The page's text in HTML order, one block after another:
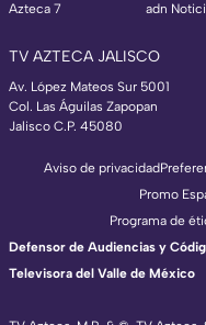
Azteca 7
adn
TV AZTECA JALISCO
Av. López Mateos Sur 5001
Col. Las Águilas Zapopan
Jalisco C.P. 45080
Aviso de privacidad
Promo
Programa de
Defensor de Audiencias y
Televisora del Valle de México